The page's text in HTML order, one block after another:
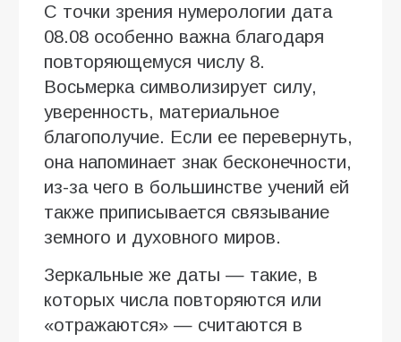
С точки зрения нумерологии дата
08.08 особенно важна благодаря
повторяющемуся числу 8.
Восьмерка символизирует силу,
уверенность, материальное
благополучие. Если ее перевернуть,
она напоминает знак бесконечности,
из-за чего в большинстве учений ей
также приписывается связывание
земного и духовного миров.
Зеркальные же даты — такие, в
которых числа повторяются или
«отражаются» — считаются в